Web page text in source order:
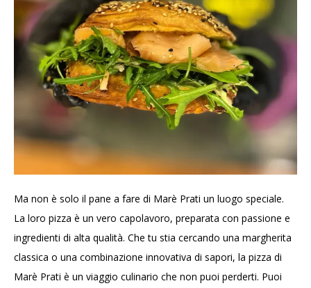
Ma non è solo il pane a fare di Marè Prati un luogo speciale.
La loro pizza è un vero capolavoro, preparata con passione e
ingredienti di alta qualità. Che tu stia cercando una margherita
classica o una combinazione innovativa di sapori, la pizza di
Marè Prati è un viaggio culinario che non puoi perderti. Puoi